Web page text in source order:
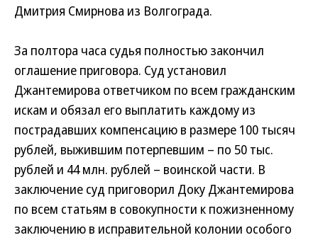
Дмитрия Смирнова из Волгограда.
За полтора часа судья полностью закончил
оглашение приговора. Суд установил
Джантемирова ответчиком по всем гражданским
искам и обязал его выплатить каждому из
пострадавших компенсацию в размере 100 тысяч
рублей, выжившим потерпевшим – по 50 тыс.
рублей и 44 млн. рублей – воинской части. В
заключение суд приговорил Доку Джантемирова
по всем статьям в совокупности к пожизненному
заключению в исправительной колонии особого